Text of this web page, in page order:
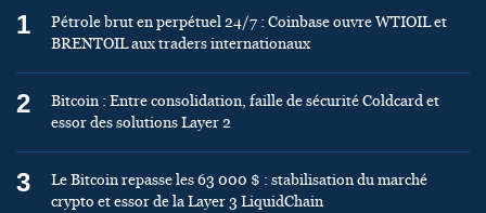
1
Pétrole brut en perpétuel 24/7 : Coinbase ouvre WTIOIL et
BRENTOIL aux traders internationaux
2
Bitcoin : Entre consolidation, faille de sécurité Coldcard et
essor des solutions Layer 2
3
Le Bitcoin repasse les 63 000 $ : stabilisation du marché
crypto et essor de la Layer 3 LiquidChain